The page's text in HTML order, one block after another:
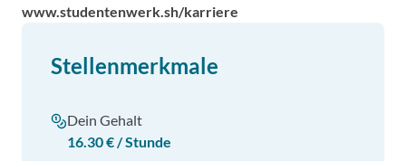
www.studentenwerk.sh/karriere
Stellenmerkmale
Dein Gehalt
16.30 € / Stunde